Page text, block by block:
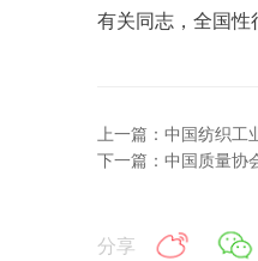
有关同志，全国性
上一篇：中国纺织工
下一篇：中国质量协
分享